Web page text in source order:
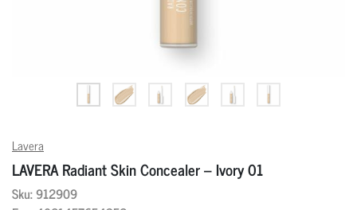
Lavera
LAVERA Radiant Skin Concealer – Ivory 01
Sku: 912909